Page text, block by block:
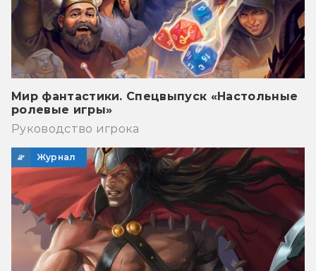
Мир фантастики. Спецвыпуск «Настольные
ролевые игры»
Руководство игрока
Журнал